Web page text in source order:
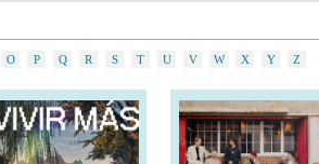
O P Q R S T U V W X Y Z